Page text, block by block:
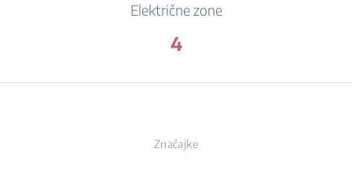
Električne zone
4
Značajke